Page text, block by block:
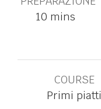
10 mins
COURSE
Primi piatti